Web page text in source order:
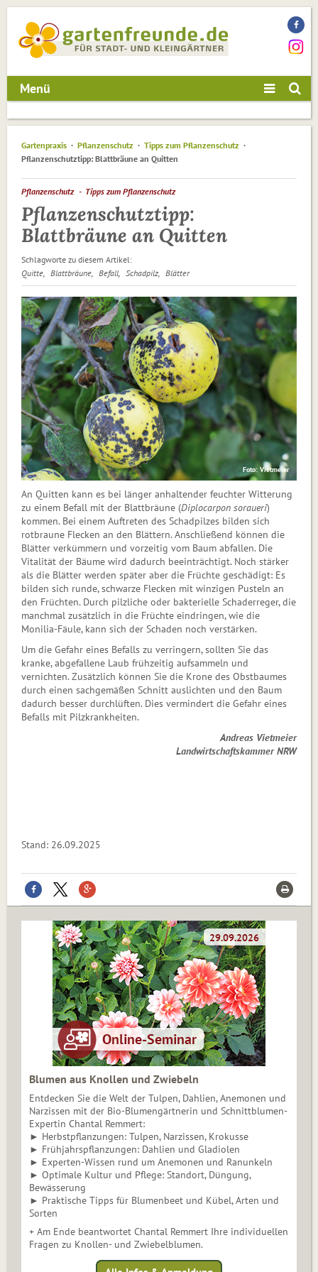
Menü
Gartenpraxis Pflanzenschutz
Tipps zum Pflanzenschutz
Pflanzenschutztipp: Blattbräune an Quitten
Pflanzenschutz Tipps zum Pflanzenschutz
Pflanzenschutztipp:
Blattbräune an Quitten
Schlagworte zu diesem Artikel:
Quitte
Blattbräune Befall Schadpilz Blätter
Foto: Vietmeier
An Quitten kann es bei länger anhaltender feuchter Witterung
zu einem Befall mit der Blattbräune (Diplocarpon soraueri)
kommen. Bei einem Auftreten des Schadpilzes bilden sich
rotbraune Flecken an den Blättern. Anschließend können die
Blätter verkümmern und vorzeitig vom Baum abfallen. Die
Vitalität der Bäume wird dadurch beeinträchtigt. Noch stärker
als die Blätter werden später aber die Früchte geschädigt: Es
bilden sich runde, schwarze Flecken mit winzigen Pusteln an
den Früchten. Durch pilzliche oder bakterielle Schaderreger, die
manchmal zusätzlich in die Früchte eindringen, wie die
Monilia-Fäule, kann sich der Schaden noch verstärken.
Um die Gefahr eines Befalls zu verringern, sollten Sie das
kranke, abgefallene Laub frühzeitig aufsammeln und
vernichten. Zusätzlich können Sie die Krone des Obstbaumes
durch einen sachgemäßen Schnitt auslichten und den Baum
dadurch besser durchlüften. Dies vermindert die Gefahr eines
Befalls mit Pilzkrankheiten.
Andreas Vietmeier
Landwirtschaftskammer NRW
Stand: 26.09.2025
Blumen aus Knollen und Zwiebeln
Entdecken Sie die Welt der Tulpen, Dahlien, Anemonen und
Narzissen mit der Bio-Blumengärtnerin und Schnittblumen-
Expertin Chantal Remmert:
► Herbstpflanzungen: Tulpen, Narzissen, Krokusse
► Frühjahrspflanzungen: Dahlien und Gladiolen
► Experten-Wissen rund um Anemonen und Ranunkeln
► Optimale Kultur und Pflege: Standort, Düngung,
Bewässerung
► Praktische Tipps für Blumenbeet und Kübel, Arten und
Sorten
+ Am Ende beantwortet Chantal Remmert Ihre individuellen
Fragen zu Knollen- und Zwiebelblumen.